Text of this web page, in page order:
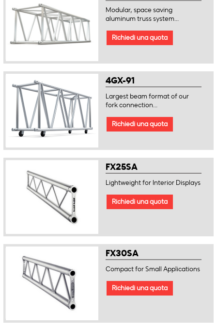
Modular, space saving
aluminum truss system...
Richiedi una quota
4GX-91
Largest beam format of our
fork connection...
Richiedi una quota
FX25SA
Lightweight for Interior Displays
Richiedi una quota
FX30SA
Compact for Small Applications
Richiedi una quota